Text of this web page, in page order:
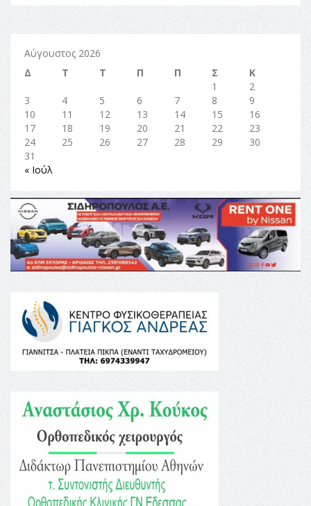
Αύγουστος 2026
Δ
Τ Τ Π Π Σ
Κ
1
2
3
4 5 6 7 8
9
10
11 12 13 14 15
16
17
18 19 20 21 22
23
24
25 26 27 28 29
30
31
« Ιούλ